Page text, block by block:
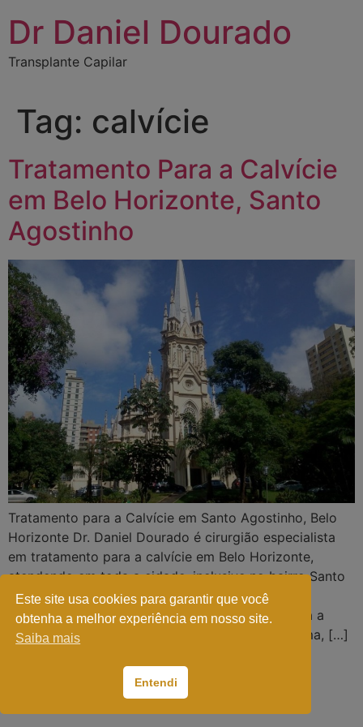
Dr Daniel Dourado
Transplante Capilar
Tag: calvície
Tratamento Para a Calvície
em Belo Horizonte, Santo
Agostinho
Tratamento para a Calvície em Santo Agostinho, Belo
Horizonte Dr. Daniel Dourado é cirurgião especialista
em tratamento para a calvície em Belo Horizonte,
atendendo em toda a cidade, inclusive no bairro Santo
Agostinho, um dos mais agitados da capital. O
procedimento consiste no método FUE, que trata a
calvície separando unidades foliculares uma a uma, […]
Este site usa cookies para garantir que você
obtenha a melhor experiência em nosso site.
Saiba mais
Entendi